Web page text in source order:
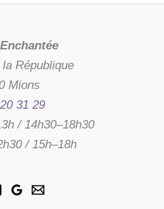
République
Mions
31 29
/ 14h30–18h30
/ 15h–18h